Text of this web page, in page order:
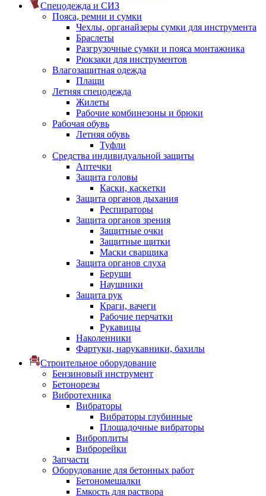
Спецодежда и СИЗ
Пояса, ремни и сумки
Чехлы, органайзеры сумки для инструмента
Браслеты
Разгрузочные сумки и пояса монтажника
Рюкзаки для инструментов
Влагозащитная одежда
Плащи
Летняя спецодежда
Жилеты
Рабочие комбинезоны и брюки
Рабочая обувь
Летняя обувь
Туфли
Средства индивидуальной защиты
Аптечки
Защита головы
Каски, каскетки
Защита органов дыхания
Респираторы
Защита органов зрения
Защитные очки
Защитные щитки
Маски сварщика
Защита органов слуха
Беруши
Наушники
Защита рук
Краги, вачеги
Рабочие перчатки
Рукавицы
Наколенники
Фартуки, нарукавники, бахилы
Строительное оборудование
Бензиновый инструмент
Бетонорезы
Вибротехника
Вибраторы
Вибраторы глубинные
Площадочные вибраторы
Виброплиты
Виброрейки
Запчасти
Оборудование для бетонных работ
Бетономешалки
Емкость для раствора